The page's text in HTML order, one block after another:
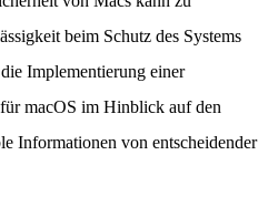
beim Schutz des Systems
Implementierung einer
für macOS im Hinblick auf den
Informationen von entscheidender